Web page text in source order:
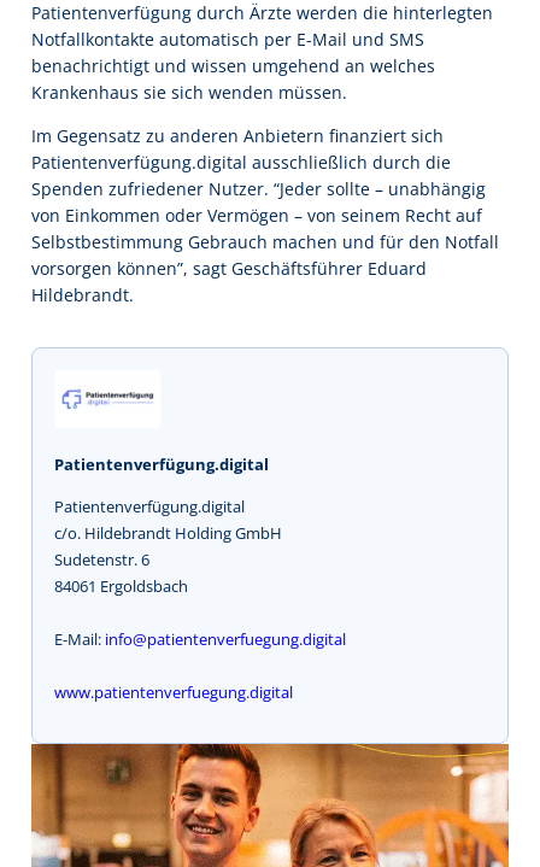
Patientenverfügung durch Ärzte werden die hinterlegten
Notfallkontakte automatisch per E-Mail und SMS
benachrichtigt und wissen umgehend an welches
Krankenhaus sie sich wenden müssen.
Im Gegensatz zu anderen Anbietern finanziert sich
Patientenverfügung.digital ausschließlich durch die
Spenden zufriedener Nutzer. “Jeder sollte – unabhängig
von Einkommen oder Vermögen – von seinem Recht auf
Selbstbestimmung Gebrauch machen und für den Notfall
vorsorgen können”, sagt Geschäftsführer Eduard
Hildebrandt.
Patientenverfügung.digital
Patientenverfügung.digital
c/o. Hildebrandt Holding GmbH
Sudetenstr. 6
84061 Ergoldsbach
E-Mail: info@patientenverfuegung.digital
www.patientenverfuegung.digital